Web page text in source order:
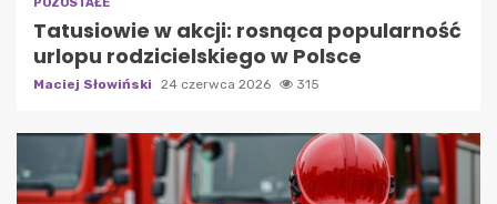
POZOSTAŁE
Tatusiowie w akcji: rosnąca popularność
urlopu rodzicielskiego w Polsce
Maciej Słowiński 24 czerwca 2026 315